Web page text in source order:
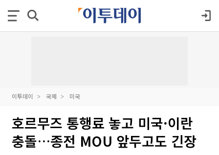
이투데이 국제 미국
호르무즈 통행료 놓고 미국·이란
충돌…종전 MOU 앞두고도 긴장